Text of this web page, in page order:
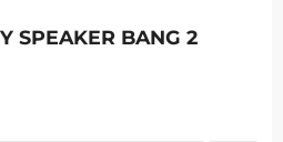
SPEAKER BANG 2